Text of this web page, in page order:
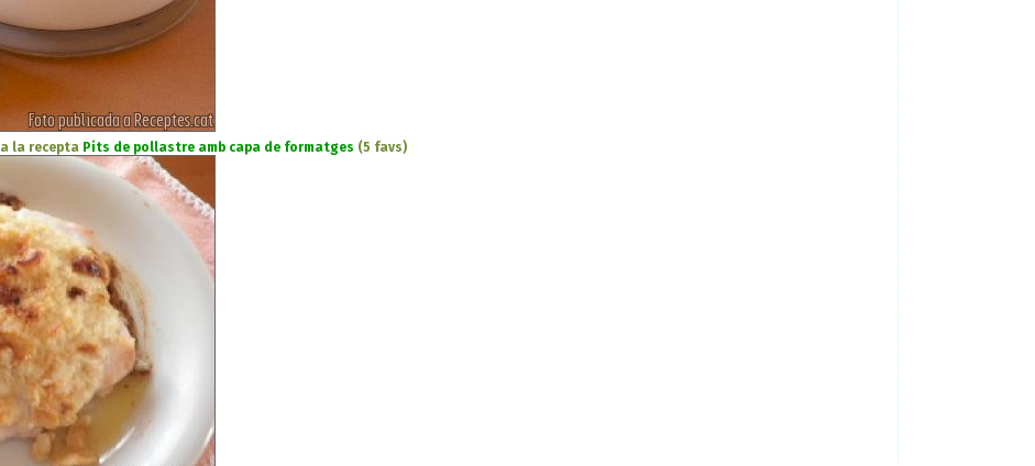
a la recepta Pits de pollastre amb capa de formatges (5 favs)